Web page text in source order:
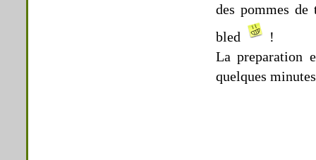
des pommes
bled
!
La preparation
quelques